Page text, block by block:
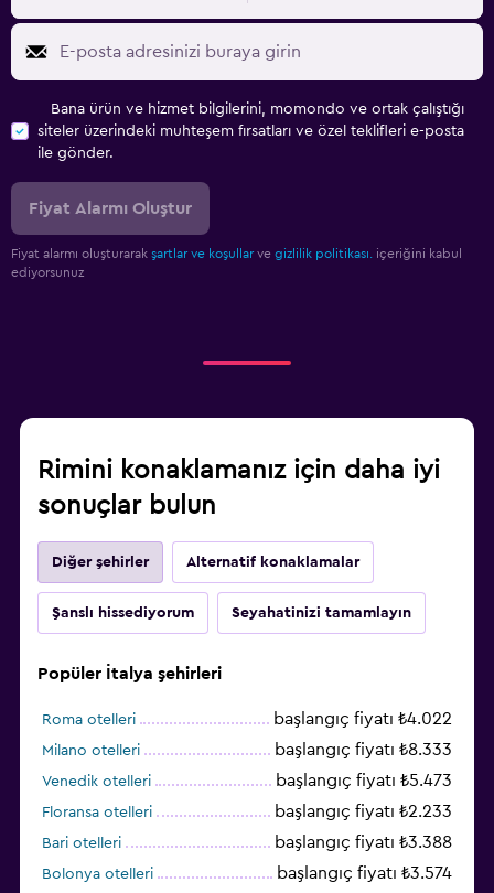
Bana ürün ve hizmet bilgilerini, momondo ve ortak çalıştığı
siteler üzerindeki muhteşem fırsatları ve özel teklifleri e-posta
ile gönder.
Fiyat Alarmı Oluştur
Fiyat alarmı oluşturarak şartlar ve koşullar ve gizlilik politikası.
içeriğini kabul
ediyorsunuz
Rimini konaklamanız için daha iyi
sonuçlar bulun
Diğer şehirler Alternatif konaklamalar
Şanslı hissediyorum Seyahatinizi tamamlayın
Popüler İtalya şehirleri
Roma otelleri başlangıç fiyatı ₺4.022
Milano otelleri başlangıç fiyatı ₺8.333
Venedik otelleri başlangıç fiyatı ₺5.473
Floransa otelleri başlangıç fiyatı ₺2.233
Bari otelleri başlangıç fiyatı ₺3.388
Bolonya otelleri başlangıç fiyatı ₺3.574